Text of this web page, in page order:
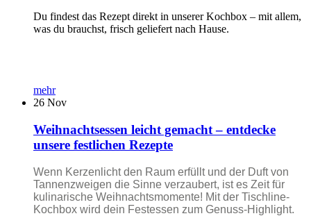
Du findest das Rezept direkt in unserer Kochbox – mit allem,
was du brauchst, frisch geliefert nach Hause.
mehr
26 Nov
Weihnachtsessen leicht gemacht – entdecke
unsere festlichen Rezepte
Wenn Kerzenlicht den Raum erfüllt und der Duft von
Tannenzweigen die Sinne verzaubert, ist es Zeit für
kulinarische Weihnachtsmomente! Mit der Tischline-
Kochbox wird dein Festessen zum Genuss-Highlight.